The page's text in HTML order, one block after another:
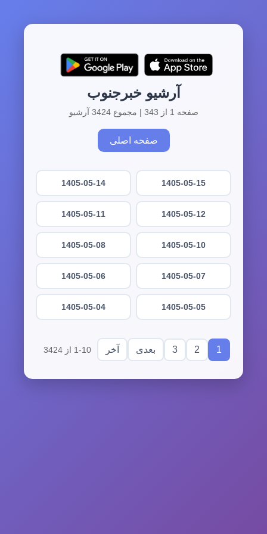
آرشیو خبرجنوب
صفحه 1 از 343 | مجموع 3424 آرشیو
صفحه اصلی
1405-05-15
1405-05-14
1405-05-12
1405-05-11
1405-05-10
1405-05-08
1405-05-07
1405-05-06
1405-05-05
1405-05-04
1
2
3 بعدی آخر 1-10 از 3424